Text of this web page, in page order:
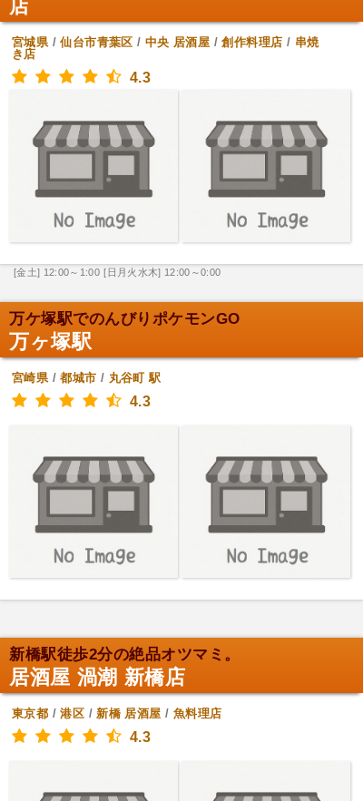
店
宮城県/仙台市青葉区 / 中央 居酒屋 /創作料理店 / 串焼
き店
4.3
[金土] 12:00～1:00 [日月火水木] 12:00～0:00
万ケ塚駅でのんびりポケモンGO
万ヶ塚駅
宮崎県/都城市 / 丸谷町 駅
4.3
新橋駅徒歩2分の絶品オツマミ。
居酒屋 渦潮 新橋店
東京都 /港区 /新橋 居酒屋 / 魚料理店
4.3